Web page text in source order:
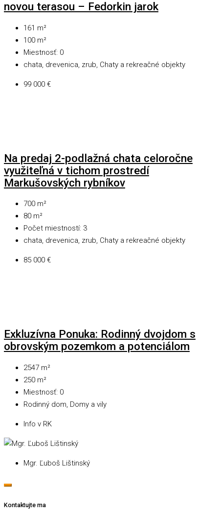
novou terasou – Fedorkin jarok
161 m²
100 m²
Miestnosť: 0
chata, drevenica, zrub, Chaty a rekreačné objekty
99 000 €
Na predaj 2-podlažná chata celoročne
využiteľná v tichom prostredí
Markušovských rybníkov
700 m²
80 m²
Počet miestností: 3
chata, drevenica, zrub, Chaty a rekreačné objekty
85 000 €
Exkluzívna Ponuka: Rodinný dvojdom s
obrovským pozemkom a potenciálom
2547 m²
250 m²
Miestnosť: 0
Rodinný dom, Domy a vily
Info v RK
Mgr. Ľuboš Lištinský
Kontaktujte ma